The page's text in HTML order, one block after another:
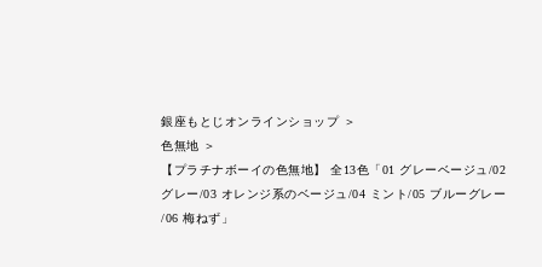
銀座もとじオンラインショップ＞
色無地 ＞
【プラチナボーイの色無地】 全13色「01 グレーベージュ/02
グレー/03 オレンジ系のベージュ/04 ミント/05 ブルーグレー
/06 梅ねず」